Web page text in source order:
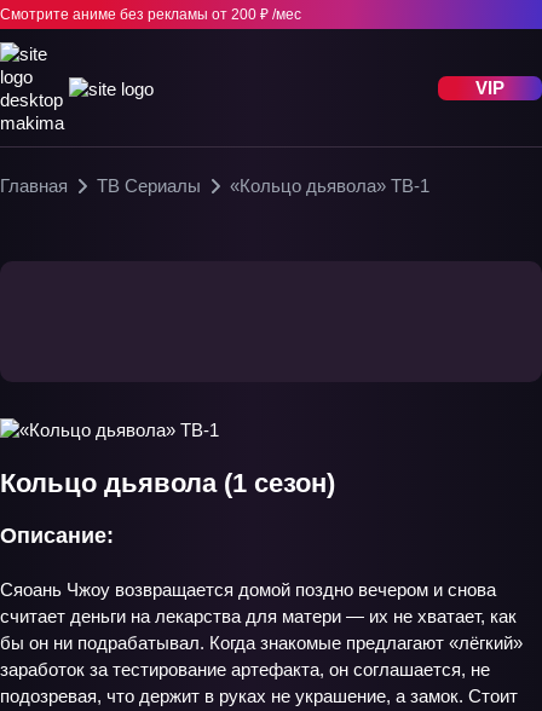
Смотрите аниме без рекламы от 200 ₽ /мес
VIP
Главная ТВ Сериалы «Кольцо дьявола» ТВ-1
Кольцо дьявола (1 сезон)
Описание:
Сяоань Чжоу возвращается домой поздно вечером и снова
считает деньги на лекарства для матери — их не хватает, как
бы он ни подрабатывал. Когда знакомые предлагают «лёгкий»
заработок за тестирование артефакта, он соглашается, не
подозревая, что держит в руках не украшение, а замок. Стоит